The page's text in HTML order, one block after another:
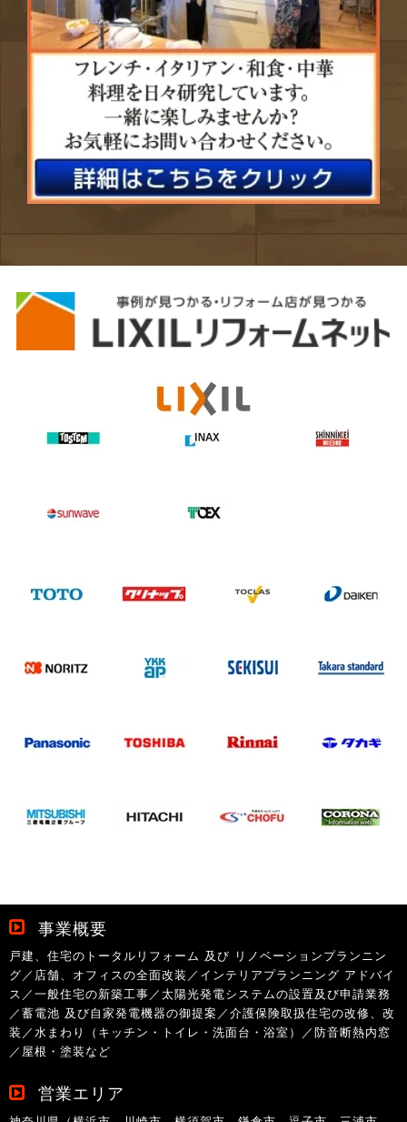
事業概要
戸建、住宅のトータルリフォーム 及び リノベーションプランニン
グ／店舗、オフィスの全面改装／インテリアプランニング アドバイ
ス／一般住宅の新築工事／太陽光発電システムの設置及び申請業務
／蓄電池 及び自家発電機器の御提案／介護保険取扱住宅の改修、改
装／水まわり（キッチン・トイレ・洗面台・浴室）／防音断熱内窓
／屋根・塗装など
営業エリア